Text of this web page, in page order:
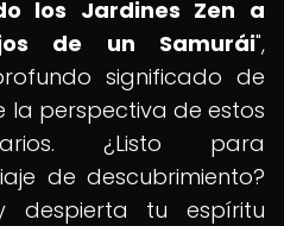
los Jardines Zen a
de un Samurái",
significado de
la perspectiva de estos
¿Listo para
de descubrimiento?
despierta tu espíritu